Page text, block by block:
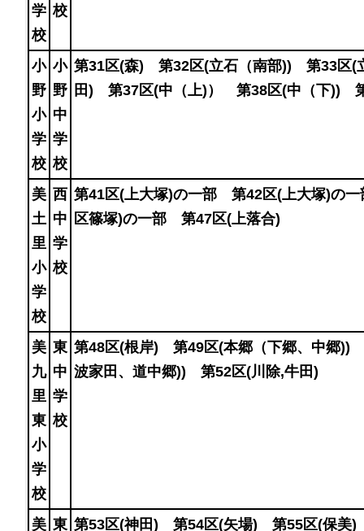
学
校
校
小
野
小
学
校
小
野
中
学
校
第31区(森) 第32区(立石（南部)) 第33区
田) 第37区(中（上)） 第38区(中（下))
美
土
里
小
学
校
西
中
学
校
第41区(上大塚)の一部 第42区(上大塚)
区篠塚)の一部 第47区(上落合)
美
九
里
東
小
学
校
東
中
学
校
第48区(根岸) 第49区(本郷（下郷、中郷))
波家田、道中郷)) 第52区(川除,牛田)
美 東 第53区(神田) 第54区(矢場) 第55区(保美)